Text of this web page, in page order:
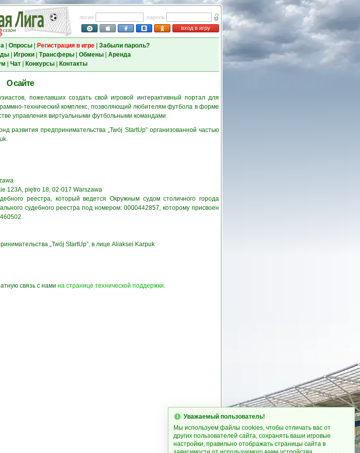
логин
пароль
вход в игру
| Опросы| Регистрация в игре| Забыли пароль?
| Игроки| Трансферы| Обмены| Аренда
Чат| Конкурсы| Контакты
О сайте
пожелавших создать свой игровой интерактивный портал для
технический комплекс, позволяющий любителям футбола в форме
управления виртуальными футбольными командами.
развития предпринимательства „Twój StartUp” организованной частью
123A, piętro 18, 02-017 Warszawa
реестра, который ведется Окружным судом столичного города
судебного реестра под номером: 0000442857, которому присвоен
„Twój StartUp”, в лице Aliaksei Karpuk
связь c нами на странице технической поддержки.
Уважаемый пользователь!
Мы используем файлы cookies, чтобы отличать вас от
других пользователей сайта, сохранять ваши игровые
настройки, правильно отображать страницы сайта в